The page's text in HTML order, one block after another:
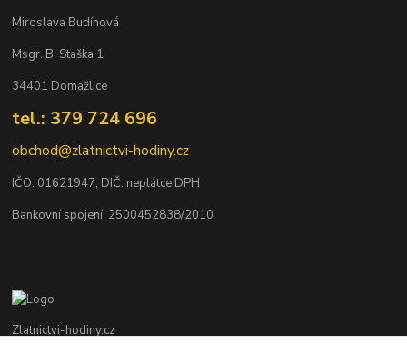
Miroslava Budínová
Msgr. B. Staška 1
34401 Domažlice
tel.: 379 724 696
obchod@zlatnictvi-hodiny.cz
IČO: 01621947, DIČ: neplátce DPH
Bankovní spojení: 2500452838/2010
Zlatnictvi-hodiny.cz